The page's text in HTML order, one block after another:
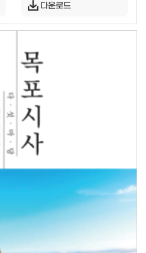
다운로드